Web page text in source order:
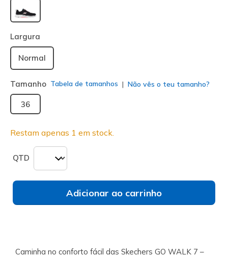
selecionado
Largura
Normal
Tamanho Tabela de tamanhos Não vês o teu tamanho?
36
Restam apenas 1 em stock.
QTD
Adicionar ao carrinho
Caminha no conforto fácil das Skechers GO WALK 7 –